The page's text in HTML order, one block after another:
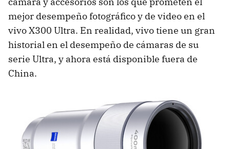
mejor desempeño fotográfico y de video en el
vivo X300 Ultra. En realidad, vivo tiene un gran
historial en el desempeño de cámaras de su
serie Ultra, y ahora está disponible fuera de
China.